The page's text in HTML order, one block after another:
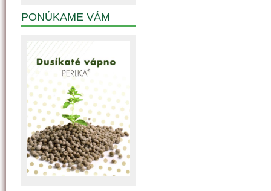
PONÚKAME VÁM